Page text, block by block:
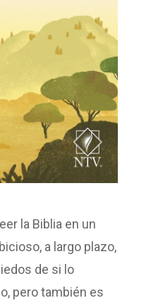
la Biblia en un
a largo plazo,
de si lo
pero también es